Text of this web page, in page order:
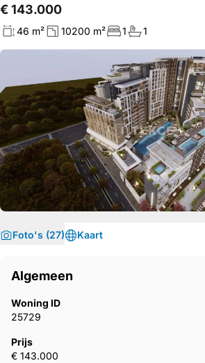
€ 143.000
46 m² 10200 m² 1 1
Foto's (27) Kaart
Algemeen
Woning ID
25729
Prijs
€ 143.000